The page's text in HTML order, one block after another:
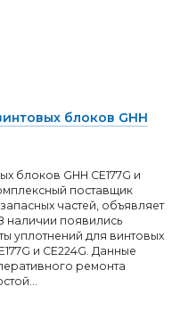
блоков GHH
блоков GHH CE177G и
поставщик
частей, объявляет
наличии появились
уплотнений для винтовых
и CE224G. Данные
ремонта